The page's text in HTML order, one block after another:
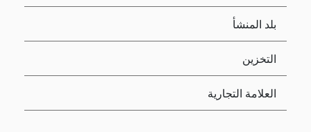
بلد المنشأ
التخزين
العلامة التجارية